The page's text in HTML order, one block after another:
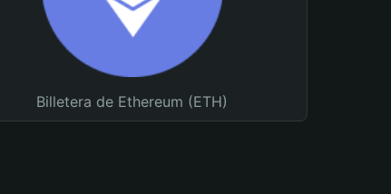
Billetera de Ethereum (ETH)